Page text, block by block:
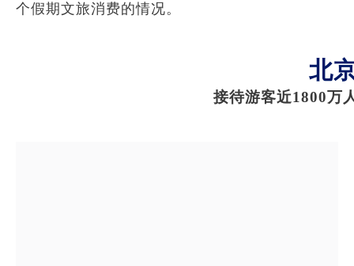
个假期文旅消费的情况。
北
接待游客近1800万